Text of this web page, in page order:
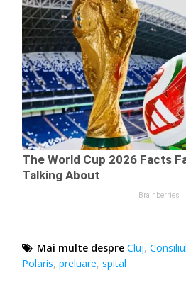
Mai multe despre Cluj,
Polaris,preluare,spital